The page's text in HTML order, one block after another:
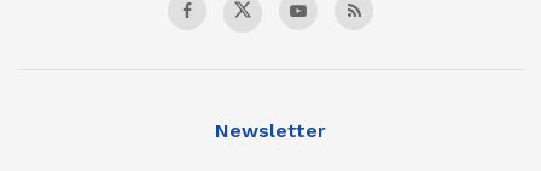
Newsletter